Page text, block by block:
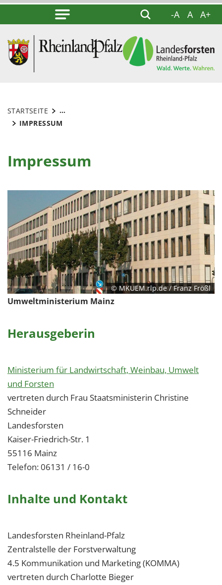
-A A A+
STARTSEITE
...
IMPRESSUM
Impressum
© MKUEM.rlp.de / Franz Frößl
Umweltministerium Mainz
Herausgeberin
Ministerium für Landwirtschaft, Weinbau, Umwelt
und Forsten
vertreten durch Frau Staatsministerin Christine
Schneider
Landesforsten
Kaiser-Friedrich-Str. 1
55116 Mainz
Telefon: 06131 / 16-0
Inhalte und Kontakt
Landesforsten Rheinland-Pfalz
Zentralstelle der Forstverwaltung
4.5 Kommunikation und Marketing (KOMMA)
vertreten durch Charlotte Bieger